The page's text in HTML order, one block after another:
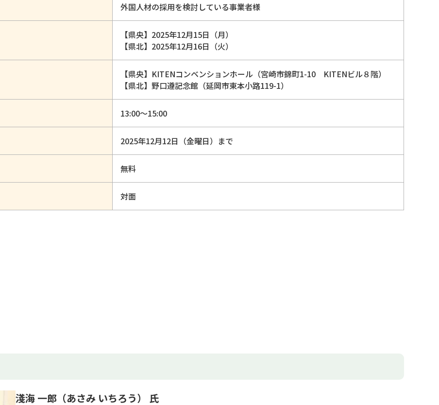
外国人材の採用を検討している事業者様
【県央】2025年12月15日（月）
【県北】2025年12月16日（火）
【県央】KITENコンベンションホール（宮崎市錦町1-10 KITENビル８階）
【県北】野口遵記念館（延岡市東本小路119-1）
13:00～15:00
2025年12月12日（金曜日）まで
無料
対面
淺海 一郎（あさみ いちろう） 氏